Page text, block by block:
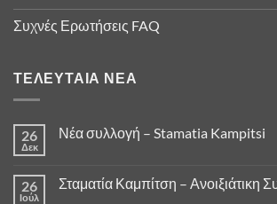
Συχνές Ερωτήσεις FAQ
ΤΕΛΕΥΤΑΊΑ ΝΈΑ
26
Δεκ
Νέα συλλογή – Stamatia Kampitsi
26
Ιούλ
Σταματία Καμπίτση – Ανοιξιάτικη